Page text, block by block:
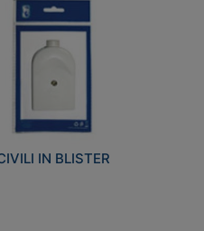
IN BLISTER